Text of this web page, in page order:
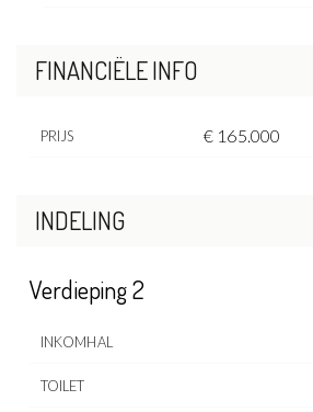
FINANCIËLE INFO
PRIJS € 165.000
INDELING
Verdieping 2
INKOMHAL
TOILET